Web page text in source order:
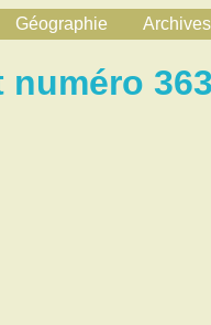
Géographie Archives